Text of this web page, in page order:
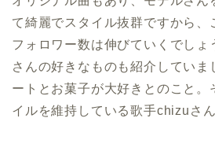
て綺麗でスタイル抜群ですから、
フォロワー数は伸びていくでし
さんの好きなものも紹介していま
ートとお菓子が大好きとのこと。
イルを維持している歌手chizuさ